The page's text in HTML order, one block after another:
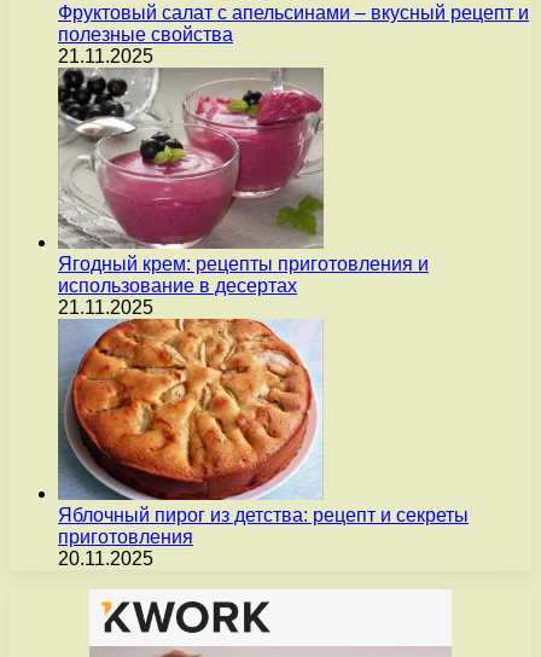
Фруктовый салат с апельсинами – вкусный рецепт и
полезные свойства
21.11.2025
Ягодный крем: рецепты приготовления и
использование в десертах
21.11.2025
Яблочный пирог из детства: рецепт и секреты
приготовления
20.11.2025